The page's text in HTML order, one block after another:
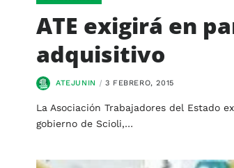
ATE exigirá en
adquisitivo
ATEJUNIN 3 FEBRERO, 2015
La Asociación Trabajadores del Estado
gobierno de Scioli,…